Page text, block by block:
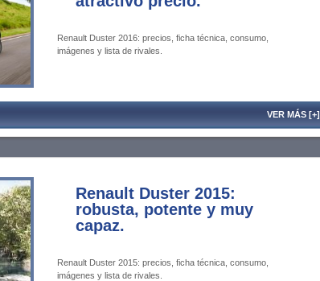
Renault Duster 2016: precios, ficha técnica, consumo,
imágenes y lista de rivales.
VER MÁS [+]
Renault Duster 2015:
robusta, potente y muy
capaz.
Renault Duster 2015: precios, ficha técnica, consumo,
imágenes y lista de rivales.